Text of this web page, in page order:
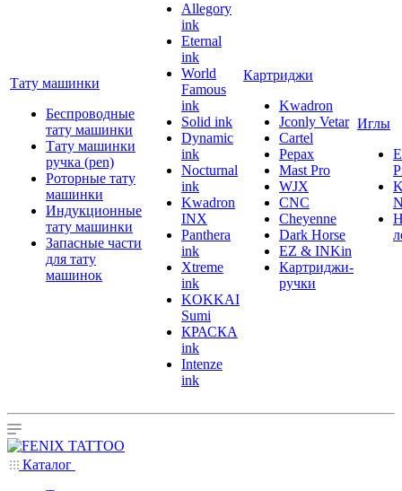
Тату машинки
Беспроводные
тату машинки
Тату машинки
ручка (pen)
Роторные тату
машинки
Индукционные
тату машинки
Запасные части
для тату
машинок
Allegory
ink
Eternal
ink
World
Famous
ink
Solid ink
Dynamic
ink
Nocturnal
ink
Kwadron
INX
Panthera
ink
Xtreme
ink
KOKKAI
Sumi
КРАСКА
ink
Intenze
ink
Картриджи
Kwadron
Jconly Vetar
Cartel
Pepax
Mast Pro
WJX
CNC
Cheyenne
Dark Horse
EZ & INKin
Картриджи-
ручки
Иглы
Каталог